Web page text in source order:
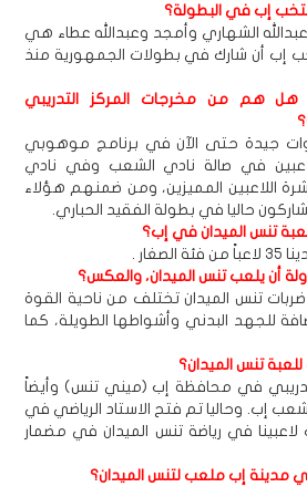
إب في البطولة؟
عبدالله الشهاري وأمجد وعبدالله عطاء هي
إب أن شارك في بطولات الجمهورية منذ
هل هم من مخرجات المركز التدريبي
جيدة حتى الآن في برنامج موهوبي
في صالة نادي الشعب وفي نادي
اللاعبين المميزين، ومن ضمنهم هؤلاء
حاليا في بطولة الفقيد الحباري.
تنس الميدان في إب؟
.
أن يلعب تنس الميدان، والعكس؟
ضربات تنس الميدان تختلف من ناحية القوة
للجهد البدني وأشواطها الطويلة، كما
تنس الميدان؟
في محافظة إب (ميني تنس) وأيضاً
إب. وحاليا تم فتح الاستاد الرياضي في
في رياضة تنس الميدان في مضمار
مدينة إب ملعب لتنس الميدان؟